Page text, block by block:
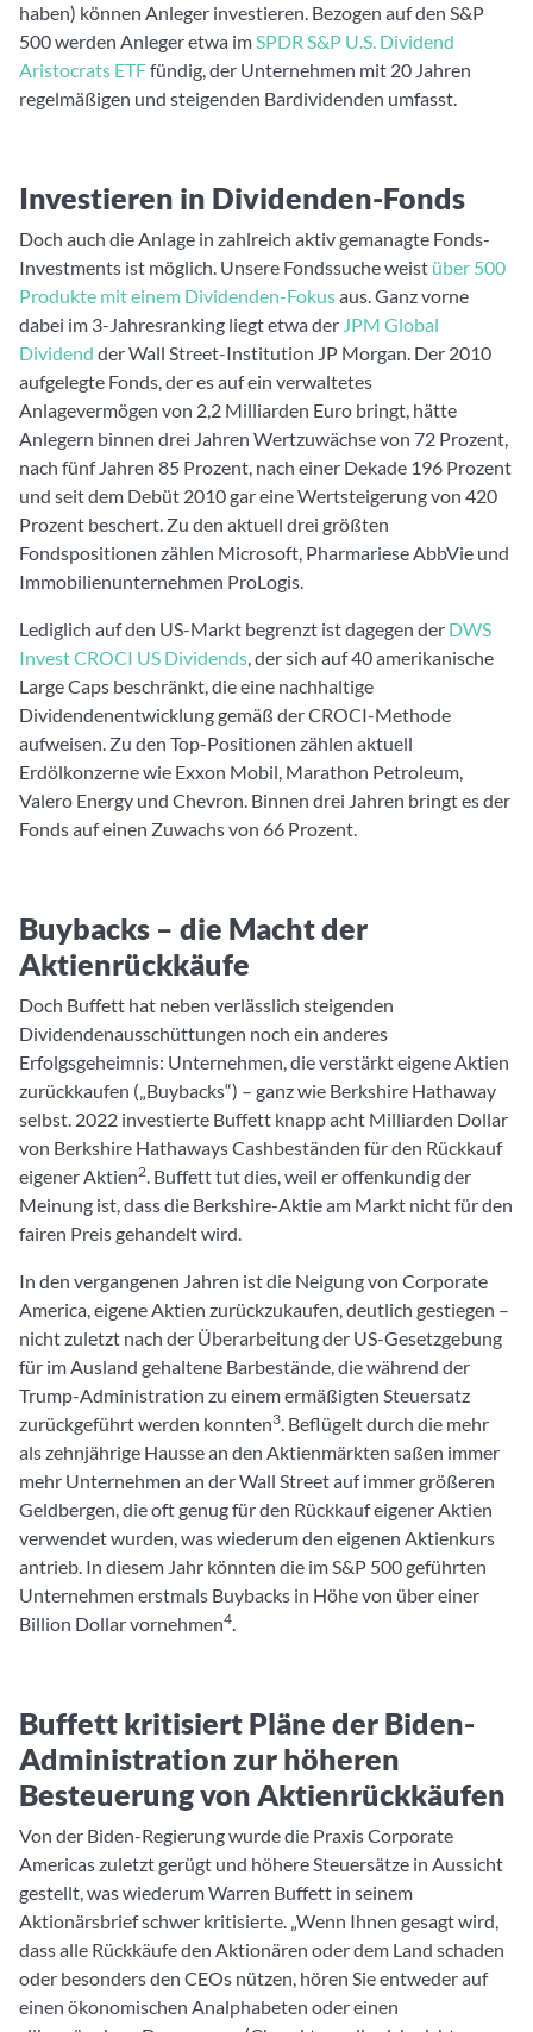
haben) können Anleger investieren. Bezogen auf den S&P
500 werden Anleger etwa imSPDR S&P U.S. Dividend
Aristocrats ETFfündig, der Unternehmen mit 20 Jahren
regelmäßigen und steigenden Bardividenden umfasst.
Investieren in Dividenden-Fonds
Doch auch die Anlage in zahlreich aktiv gemanagte Fonds-
Investments ist möglich. Unsere Fondssuche weist über 500
Produkte mit einem Dividenden-Fokusaus. Ganz vorne
dabei im 3-Jahresranking liegt etwa der JPM Global
Dividend der Wall Street-Institution JP Morgan. Der 2010
aufgelegte Fonds, der es auf ein verwaltetes
Anlagevermögen von 2,2 Milliarden Euro bringt, hätte
Anlegern binnen drei Jahren Wertzuwächse von 72 Prozent,
nach fünf Jahren 85 Prozent, nach einer Dekade 196 Prozent
und seit dem Debüt 2010 gar eine Wertsteigerung von 420
Prozent beschert. Zu den aktuell drei größten
Fondspositionen zählen Microsoft, Pharmariese AbbVie und
Immobilienunternehmen ProLogis.
Lediglich auf den US-Markt begrenzt ist dagegen der DWS
Invest CROCI US Dividends, der sich auf 40 amerikanische
Large Caps beschränkt, die eine nachhaltige
Dividendenentwicklung gemäß der CROCI-Methode
aufweisen. Zu den Top-Positionen zählen aktuell
Erdölkonzerne wie Exxon Mobil, Marathon Petroleum,
Valero Energy und Chevron. Binnen drei Jahren bringt es der
Fonds auf einen Zuwachs von 66 Prozent.
Buybacks – die Macht der
Aktienrückkäufe
Doch Buffett hat neben verlässlich steigenden
Dividendenausschüttungen noch ein anderes
Erfolgsgeheimnis: Unternehmen, die verstärkt eigene Aktien
zurückkaufen („Buybacks“) – ganz wie Berkshire Hathaway
selbst. 2022 investierte Buffett knapp acht Milliarden Dollar
von Berkshire Hathaways Cashbeständen für den Rückkauf
eigener Aktien2. Buffett tut dies, weil er offenkundig der
Meinung ist, dass die Berkshire-Aktie am Markt nicht für den
fairen Preis gehandelt wird.
In den vergangenen Jahren ist die Neigung von Corporate
America, eigene Aktien zurückzukaufen, deutlich gestiegen –
nicht zuletzt nach der Überarbeitung der US-Gesetzgebung
für im Ausland gehaltene Barbestände, die während der
Trump-Administration zu einem ermäßigten Steuersatz
zurückgeführt werden konnten3. Beflügelt durch die mehr
als zehnjährige Hausse an den Aktienmärkten saßen immer
mehr Unternehmen an der Wall Street auf immer größeren
Geldbergen, die oft genug für den Rückkauf eigener Aktien
verwendet wurden, was wiederum den eigenen Aktienkurs
antrieb. In diesem Jahr könnten die im S&P 500 geführten
Unternehmen erstmals Buybacks in Höhe von über einer
Billion Dollar vornehmen4.
Buffett kritisiert Pläne der Biden-
Administration zur höheren
Besteuerung von Aktienrückkäufen
Von der Biden-Regierung wurde die Praxis Corporate
Americas zuletzt gerügt und höhere Steuersätze in Aussicht
gestellt, was wiederum Warren Buffett in seinem
Aktionärsbrief schwer kritisierte. „Wenn Ihnen gesagt wird,
dass alle Rückkäufe den Aktionären oder dem Land schaden
oder besonders den CEOs nützen, hören Sie entweder auf
einen ökonomischen Analphabeten oder einen